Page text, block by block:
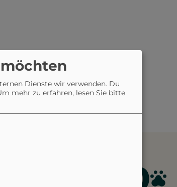
4.0
Dienste wir verwenden. Du
mehr zu erfahren, lesen Sie bitte